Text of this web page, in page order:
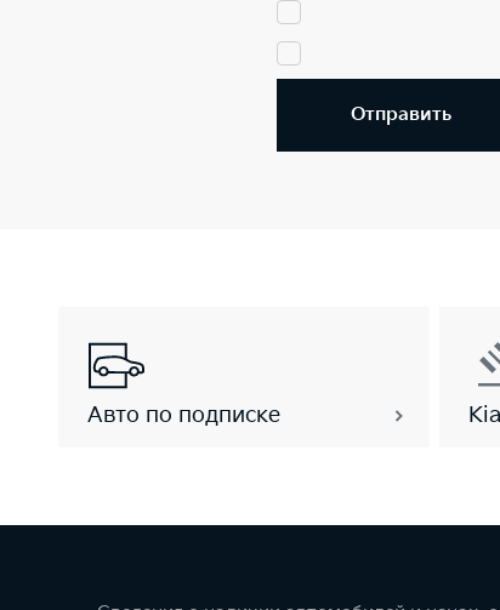
Отправить
Авто по подписке